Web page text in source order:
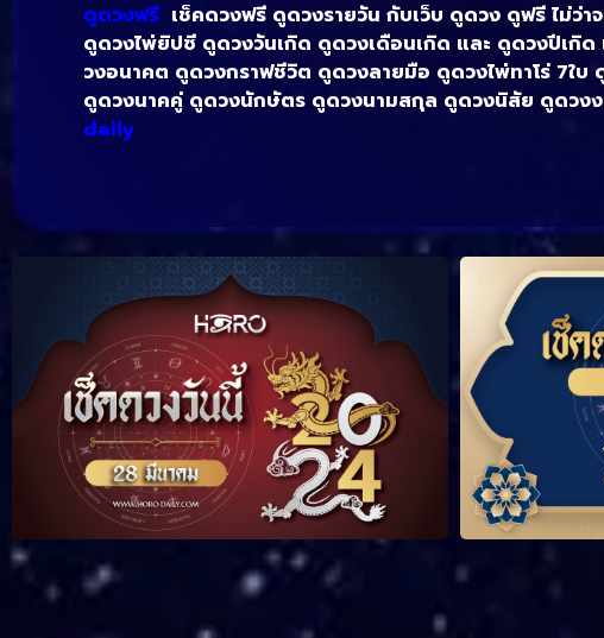
ดูดวงฟรี เช็คดวงฟรี ดูดวงรายวัน กับเว็บ ดูดวง ดูฟรี ไม่ว่
ดูดวงไพ่ยิปซี ดูดวงวันเกิด ดูดวงเดือนเกิด และ ดูดวงปีเกิ
วงอนาคต ดูดวงกราฟชีวิต ดูดวงลายมือ ดูดวงไพ่ทาโร่ 7ใ
ดูดวงนาคคู่ ดูดวงนักษัตร ดูดวงนามสกุล ดูดวงนิสัย ดูดวงง
daily